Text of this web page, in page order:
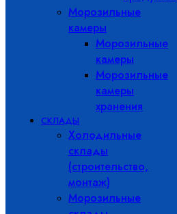
Морозильные
камеры
Морозильные
камеры
Морозильные
камеры
хранения
СКЛАДЫ
Холодильные
склады
(строительство,
монтаж)
Морозильные